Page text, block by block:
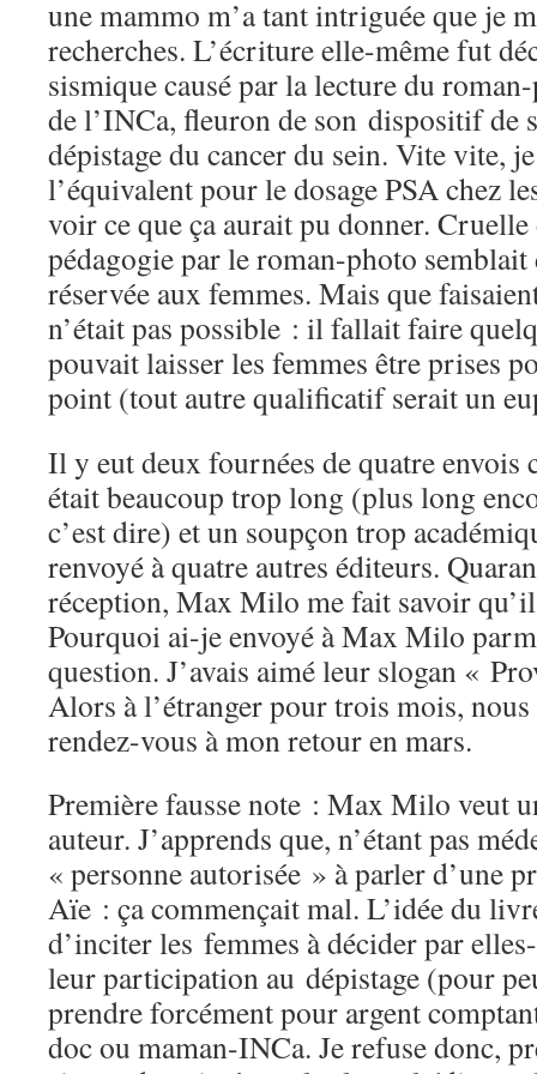
une mammo m’a tant intriguée que je
recherches. L’écriture elle-même fut
sismique causé par la lecture du
de l’INCa, fleuron de son dispositif de
dépistage du cancer du sein. Vite vite,
l’équivalent pour le dosage PSA chez
voir ce que ça aurait pu donner.
pédagogie par le roman-photo
réservée aux femmes. Mais que
n’était pas possible : il fallait faire
pouvait laisser les femmes être prises
point (tout autre qualificatif serait un
Il y eut deux fournées de quatre envois
était beaucoup trop long (plus long
c’est dire) et un soupçon trop
renvoyé à quatre autres éditeurs.
réception, Max Milo me fait savoir qu’il
Pourquoi ai-je envoyé à Max Milo
question. J’avais aimé leur slogan «
Alors à l’étranger pour trois mois, nous
rendez-vous à mon retour en mars.
Première fausse note : Max Milo veut
auteur. J’apprends que, n’étant pas
« personne autorisée » à parler d’une
Aïe : ça commençait mal. L’idée du
d’inciter les femmes à décider par
leur participation au dépistage (pour
prendre forcément pour argent
doc ou maman-INCa. Je refuse donc,